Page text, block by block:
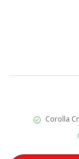
Corolla